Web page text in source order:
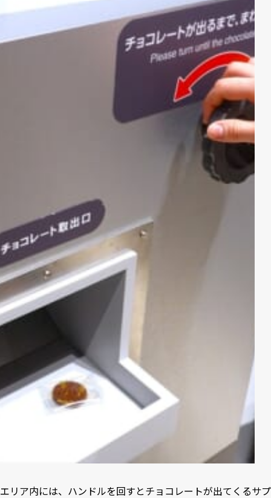
エリア内には、ハンドルを回すとチョコレートが出てくるサプ